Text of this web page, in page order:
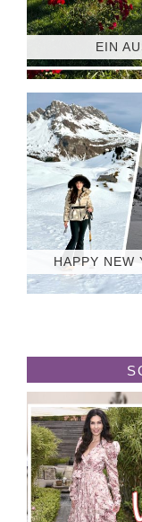
EIN
HAPPY NEW